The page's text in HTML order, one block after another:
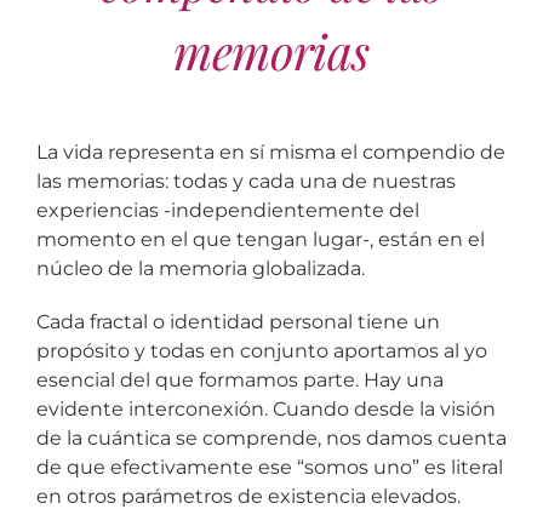
memorias
La vida representa en sí misma el compendio de
las memorias: todas y cada una de nuestras
experiencias -independientemente del
momento en el que tengan lugar-, están en el
núcleo de la memoria globalizada.
Cada fractal o identidad personal tiene un
propósito y todas en conjunto aportamos al yo
esencial del que formamos parte. Hay una
evidente interconexión. Cuando desde la visión
de la cuántica se comprende, nos damos cuenta
de que efectivamente ese “somos uno” es literal
en otros parámetros de existencia elevados.